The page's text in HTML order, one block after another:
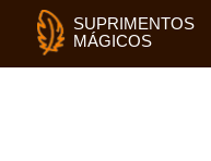
SUPRIMENTOS
MÁGICOS